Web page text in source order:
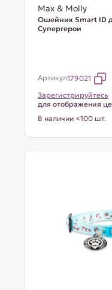
Max & Molly
Ошейник Smart ID
Супергерои
Артикул179021
Зарегистрируйтесь
для отображения
В наличии <100 шт.